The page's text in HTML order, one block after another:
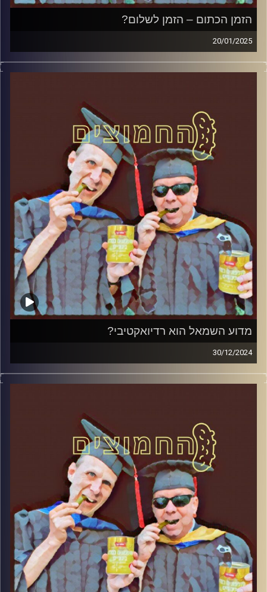
הזמן הכתום – הזמן לשלום?
20/01/2025
המערכת הפוליטית על ספת הפסיכולוג, עם פרופסור בועז בן-
דוד ופרופסור גלעד הירשברגר
קרדיט תמונות:AudioVersity
מדוע השמאל הוא רדיואקטיבי?
30/12/2024
המערכת הפוליטית על ספת הפסיכולוג, עם פרופסור בועז בן-
דוד ופרופסור גלעד הירשברגר
קרדיט תמונות:AudioVersity